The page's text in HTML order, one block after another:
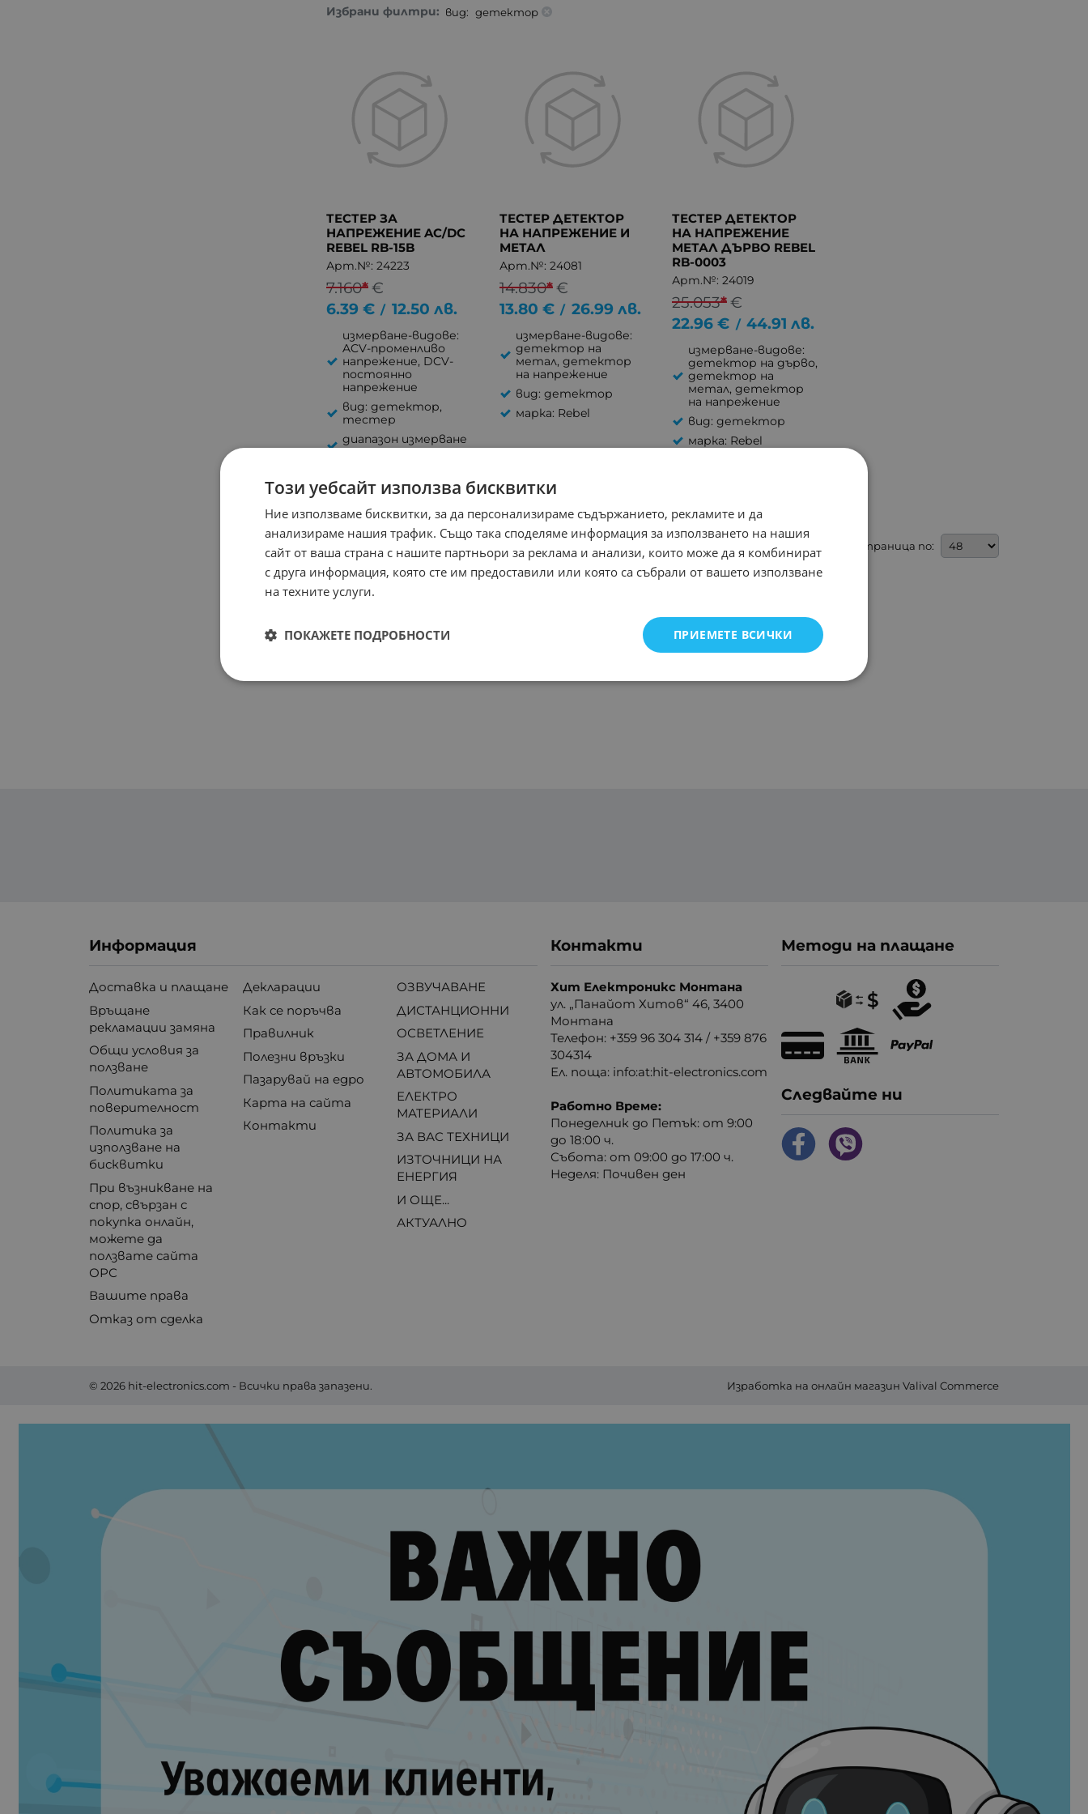
шпиц
Избрани филтри: вид: детектор
ТЕСТЕР ЗА
НАПРЕЖЕНИЕ AC/DC
REBEL RB-15B
Арт.№: 24223
7.160*€
6.39 € / 12.50 лв.
измерване-видове:
ACV-променливо
напрежение, DCV-
постоянно
напрежение
вид: детектор,
тестер
диапазон измерване
DCV: 400V
ACV: 400V
ТЕСТЕР ДЕТЕКТОР
НА НАПРЕЖЕНИЕ И
МЕТАЛ
Арт.№: 24081
14.830*€
13.80 € / 26.99 лв.
измерване-видове:
детектор на
метал, детектор
на напрежение
вид: детектор
марка: Rebel
ТЕСТЕР ДЕТЕКТОР
НА НАПРЕЖЕНИЕ
МЕТАЛ ДЪРВО REBEL
RB-0003
Арт.№: 24019
25.053*€
22.96 € / 44.91 лв.
измерване-видове:
детектор на дърво,
детектор на
метал, детектор
на напрежение
вид: детектор
марка: Rebel
На страница по:
Информация
Доставка и плащане
Връщане
рекламации замяна
Общи условия за
ползване
Политиката за
поверителност
Политика за
използване на
бисквитки
При възникване на
спор, свързан с
покупка онлайн,
можете да
ползвате сайта
ОРС
Вашите права
Отказ от сделка
Декларации
Как се поръчва
Правилник
Полезни връзки
Пазарувай на едро
Карта на сайта
Контакти
ОЗВУЧАВАНЕ
ДИСТАНЦИОННИ
ОСВЕТЛЕНИЕ
ЗА ДОМА И
АВТОМОБИЛА
ЕЛЕКТРО
МАТЕРИАЛИ
ЗА ВАС ТЕХНИЦИ
ИЗТОЧНИЦИ НА
ЕНЕРГИЯ
И ОЩЕ...
АКТУАЛНО
Контакти
Хит Електроникс Монтана
ул. „Панайот Хитов“ 46, 3400
Монтана
Телефон: +359 96 304 314 / +359 876
304314
Ел. поща: info:at:hit-electronics.com
Работно Време:
Понеделник до Петък: от 9:00
до 18:00 ч.
Събота: от 09:00 до 17:00 ч.
Неделя: Почивен ден
Методи на плащане
Следвайте ни
© 2026 hit-electronics.com - Всички права запазени. Изработка на онлайн магазин Valival Commerce
Този уебсайт използва бисквитки
Ние използваме бисквитки, за да персонализираме съдържанието, рекламите и да
анализираме нашия трафик. Също така споделяме информация за използването на нашия
сайт от ваша страна с нашите партньори за реклама и анализи, които може да я комбинират
с друга информация, която сте им предоставили или която са събрали от вашето използване
на техните услуги.
ПРИЕМЕТЕ ВСИЧКИ
ПОКАЖЕТЕ ПОДРОБНОСТИ